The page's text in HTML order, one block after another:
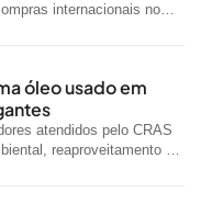
internacionais no
óleo usado em
atendidos pelo CRAS
reaproveitamento de